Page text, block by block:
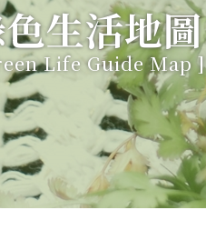
生活地圖
Life Guide Map]